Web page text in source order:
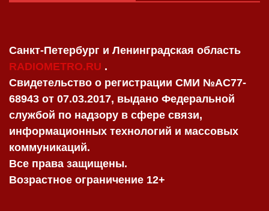
Санкт-Петербург и Ленинградская область
RADIOMETRO.RU .
Свидетельство о регистрации СМИ №AC77-
68943 от 07.03.2017, выдано Федеральной
службой по надзору в сфере связи,
информационных технологий и массовых
коммуникаций.
Все права защищены.
Возрастное ограничение 12+